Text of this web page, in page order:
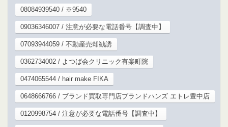
08084939540 / ※9540
09036346007 / 注意が必要な電話番号【調査中】
07093944059 / 不動産売却勧誘
0362734002 / よつば会クリニック有楽町院
0474065544 / hair make FIKA
0648666766 / ブランド買取専門店ブランドハンズ エトレ豊中店
0120998754 / 注意が必要な電話番号【調査中】